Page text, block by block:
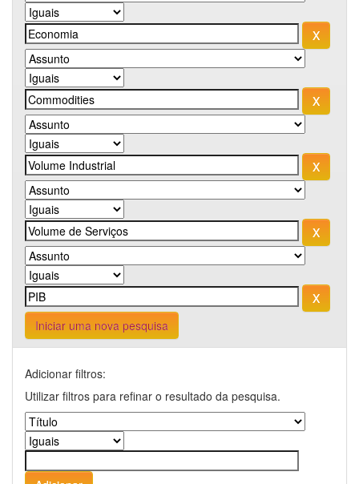
Iniciar uma nova pesquisa
Adicionar filtros:
Utilizar filtros para refinar o resultado da pesquisa.